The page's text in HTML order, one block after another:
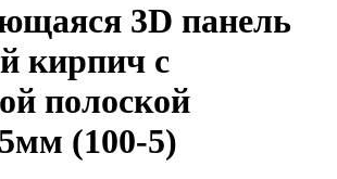
3D панель
кирпич с
полоской
(100-5)